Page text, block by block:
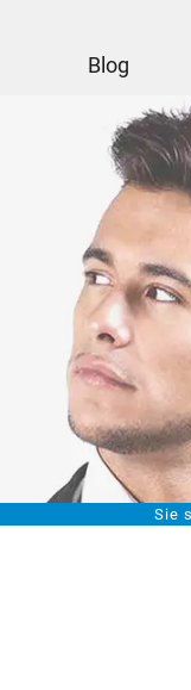
Blog
Sie